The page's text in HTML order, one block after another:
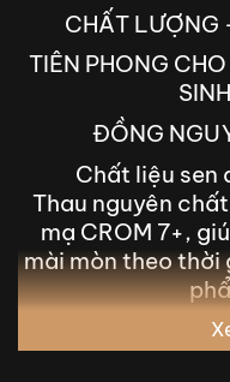
CHẤT LƯỢNG
TIÊN PHONG
ĐỒNG
Chất liệu
Thau nguyên
mạ CROM 7+,
mài mòn theo thời